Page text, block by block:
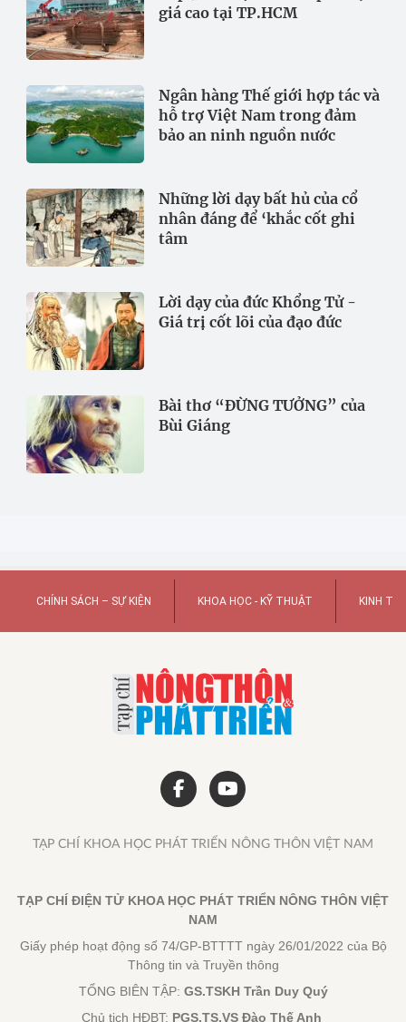
giá cao tại TP.HCM
Ngân hàng Thế giới hợp tác và
hỗ trợ Việt Nam trong đảm
bảo an ninh nguồn nước
Những lời dạy bất hủ của cổ
nhân đáng để ‘khắc cốt ghi
tâm
Lời dạy của đức Khổng Tử -
Giá trị cốt lõi của đạo đức
Bài thơ “ĐỪNG TƯỞNG” của
Bùi Giáng
CHÍNH SÁCH – SỰ KIỆN KHOA HỌC - KỸ THUẬT KINH TẾ
TẠP CHÍ KHOA HỌC PHÁT TRIỂN NÔNG THÔN VIỆT NAM
TẠP CHÍ ĐIỆN TỬ KHOA HỌC PHÁT TRIỂN NÔNG THÔN VIỆT
NAM
Giấy phép hoạt động số 74/GP-BTTTT ngày 26/01/2022 của Bộ
Thông tin và Truyền thông
TỔNG BIÊN TẬP: GS.TSKH Trần Duy Quý
Chủ tịch HĐBT: PGS.TS.VS Đào Thế Anh